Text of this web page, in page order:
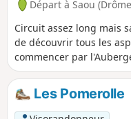
GR®9 ont été mises en
usagers, voir ici.
Départ à Saou
Circuit assez long mais
de découvrir tous les
commencer par
Les Pomerolle